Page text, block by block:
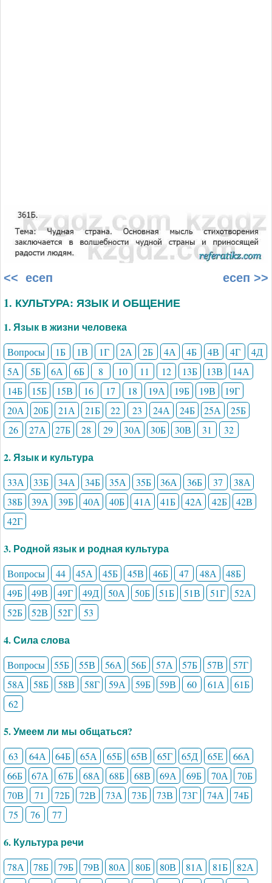
<< есеп есеп >>
1. КУЛЬТУРА: ЯЗЫК И ОБЩЕНИЕ
1. Язык в жизни человека
Вопросы 1Б 1В 1Г 2А 2Б 4А 4Б 4В 4Г
4Д
5А
5Б 6А 6Б 8 10 11 12 13Б 13В
14А
14Б
15Б 15В 16 17 18 19А 19Б 19В
19Г
20А
20Б 21А 21Б 22 23 24А 24Б 25А
25Б
26
27А 27Б 28 29 30А 30Б 30В 31 32
2. Язык и культура
33А 33Б 34А 34Б 35А 35Б 36А 36Б 37
38А
38Б
39А 39Б 40А 40Б 41А 41Б 42А 42Б
42В
42Г
3. Родной язык и родная культура
Вопросы 44 45А 45Б 45В 46Б 47 48А
48Б
49Б
49В 49Г 49Д 50А 50Б 51Б 51В 51Г
52А
52Б
52В 52Г 53
4. Сила слова
Вопросы 55Б 55В 56А 56Б 57А 57Б 57В
57Г
58А
58Б 58В 58Г 59А 59Б 59В 60 61А
61Б
62
5. Умеем ли мы общаться?
63 64А 64Б 65А 65Б 65В 65Г 65Д 65Е
66А
66Б
67А 67Б 68А 68Б 68В 69А 69Б 70А
70Б
70В
71 72Б 72В 73А 73Б 73В 73Г 74А
74Б
75
76 77
6. Культура речи
78А 78Б 79Б 79В 80А 80Б 80В 81А 81Б
82А